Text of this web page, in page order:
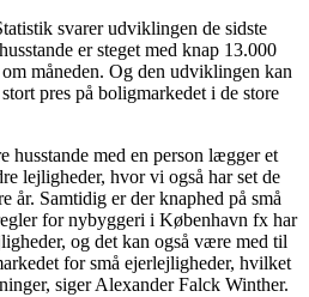
svarer udviklingen de sidste
er steget med knap 13.000
måneden. Og den udviklingen kan
pres på boligmarkedet i de store
husstande med en person lægger et
lejligheder, hvor vi også har set de
år. Samtidig er der knaphed på små
for nybyggeri i København fx har
og det kan også være med til
for små ejerlejligheder, hvilket
siger Alexander Falck Winther.